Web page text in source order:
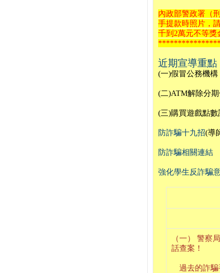
內政部警政署（
手提款時照片，
千到2萬元不等
近期宣導重點
(一)假冒公務機
(二)ATM解除分
(三)購買遊戲點
防詐騙十九招(導
防詐騙相關連結
強化學生反詐騙
（一）警察
話查案！
過去的詐騙